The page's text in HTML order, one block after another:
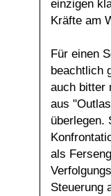
einzigen
Kräfte am
Für einen
beachtlich
auch bitter
aus
überlegen.
als
Steuerung